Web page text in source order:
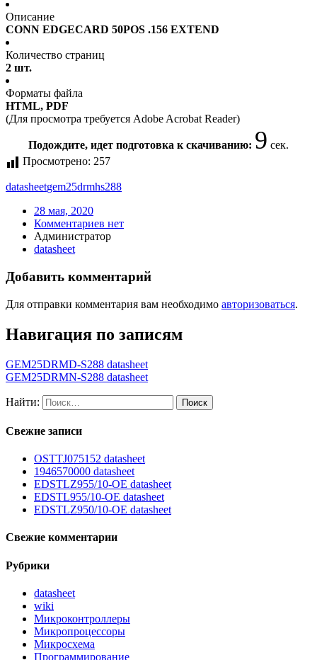
Описание
CONN EDGECARD 50POS .156 EXTEND
Количество страниц
2 шт.
Форматы файла
HTML, PDF
(Для просмотра требуется Adobe Acrobat Reader)
Подождите, идет подготовка к скачиванию: 9 сек.
Просмотрено: 257
datasheetgem25drmhs288
28 мая, 2020
Комментариев нет
Администратор
datasheet
Добавить комментарий
Для отправки комментария вам необходимо авторизоваться.
Навигация по записям
GEM25DRMD-S288 datasheet
GEM25DRMN-S288 datasheet
Найти:
Свежие записи
OSTTJ075152 datasheet
1946570000 datasheet
EDSTLZ955/10-OE datasheet
EDSTL955/10-OE datasheet
EDSTLZ950/10-OE datasheet
Свежие комментарии
Рубрики
datasheet
wiki
Микроконтроллеры
Микропроцессоры
Микросхема
Программирование